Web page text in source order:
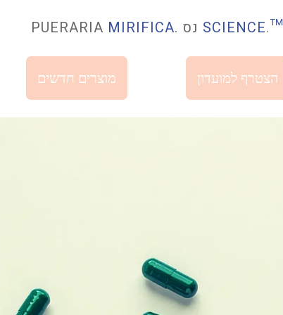
PUERARIA MIRIFICA SCIENCE.™
מוצרים חדשים הצטרף למועדון